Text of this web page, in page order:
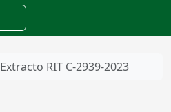
Cart
Extracto RIT C-2939-2023